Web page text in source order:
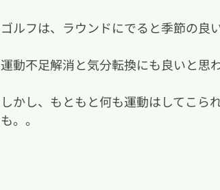
ゴルフは、ラウンドにでると季節の良
運動不足解消と気分転換にも良いと思わ
しかし、もともと何も運動はしてこら
も。。